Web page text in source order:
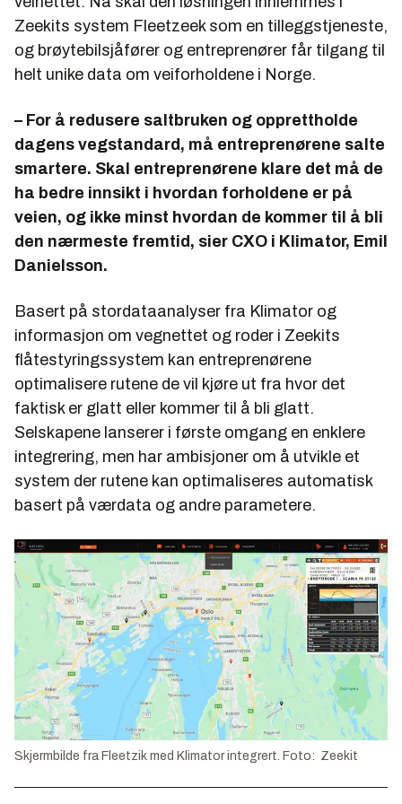
Zeekits system Fleetzeek som en tilleggstjeneste,
og brøytebilsjåfører og entreprenører får tilgang til
helt unike data om veiforholdene i Norge.
– For å redusere saltbruken og opprettholde
dagens vegstandard, må entreprenørene salte
smartere. Skal entreprenørene klare det må de
ha bedre innsikt i hvordan forholdene er på
veien, og ikke minst hvordan de kommer til å bli
den nærmeste fremtid, sier CXO i Klimator, Emil
Danielsson.
Basert på stordataanalyser fra Klimator og
informasjon om vegnettet og roder i Zeekits
flåtestyringssystem kan entreprenørene
optimalisere rutene de vil kjøre ut fra hvor det
faktisk er glatt eller kommer til å bli glatt.
Selskapene lanserer i første omgang en enklere
integrering, men har ambisjoner om å utvikle et
system der rutene kan optimaliseres automatisk
basert på værdata og andre parametere.
Skjermbilde fra Fleetzik med Klimator integrert. Foto: Zeekit